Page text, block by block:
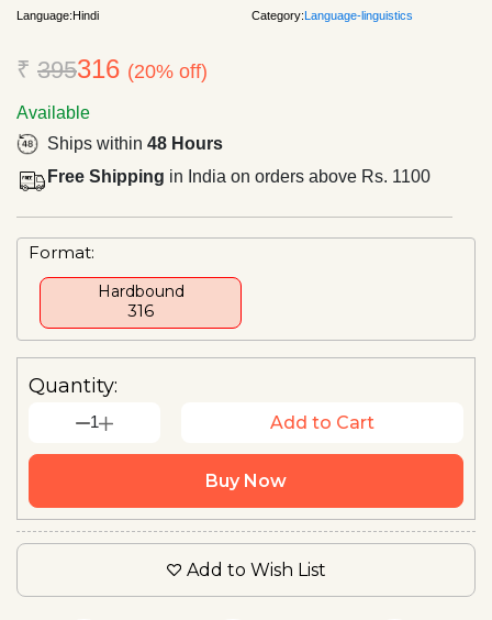
Language:Hindi Category:Language-linguistics
₹ 395316 (20% off)
Available
Ships within 48 Hours
Free Shipping in India on orders above Rs. 1100
Format:
Hardbound
₹316
Quantity:
1 Add to Cart
Buy Now
Add to Wish List